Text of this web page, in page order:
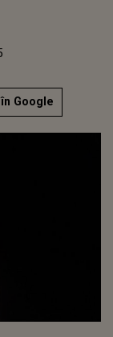
Google